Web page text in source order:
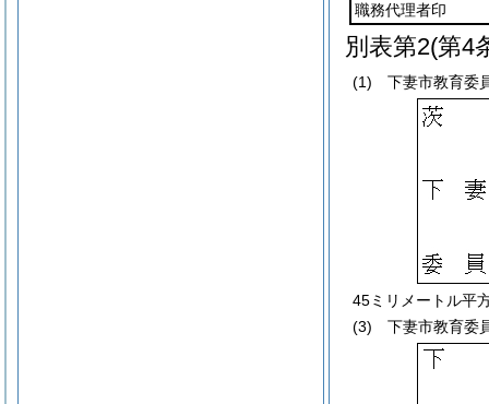
職務代理者印
別表第2(第4
(1) 下妻市教育委
45ミリメートル平
(3) 下妻市教育委